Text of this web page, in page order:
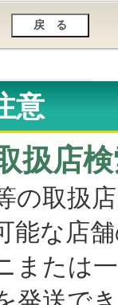
意
扱店
取扱
能な店
は一